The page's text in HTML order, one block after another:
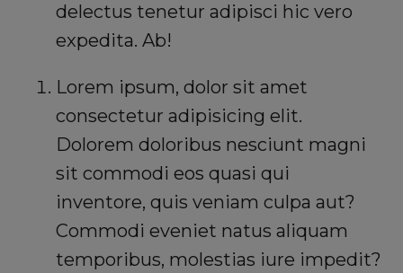
delectus tenetur adipisci hic vero
expedita. Ab!
Lorem ipsum, dolor sit amet
consectetur adipisicing elit.
Dolorem doloribus nesciunt magni
sit commodi eos quasi qui
inventore, quis veniam culpa aut?
Commodi eveniet natus aliquam
temporibus, molestias iure impedit?